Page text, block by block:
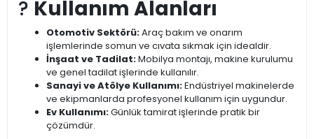
?️ Kullanım Alanları
Otomotiv Sektörü:Araç bakım ve onarım
işlemlerinde somun ve cıvata sıkmak için idealdir.
İnşaat ve Tadilat:Mobilya montajı, makine kurulumu
ve genel tadilat işlerinde kullanılır.
Sanayi ve Atölye Kullanımı:Endüstriyel makinelerde
ve ekipmanlarda profesyonel kullanım için uygundur.
Ev Kullanımı:Günlük tamirat işlerinde pratik bir
çözümdür.